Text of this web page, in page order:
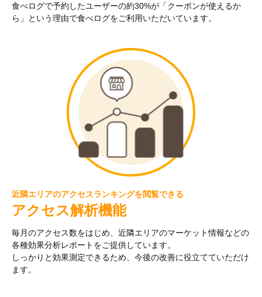
食べログで予約したユーザーの約30%が「クーポンが使えるか
ら」という理由で食べログをご利用いただいています。
近隣エリアのアクセスランキングを閲覧できる
アクセス解析機能
毎月のアクセス数をはじめ、近隣エリアのマーケット情報などの
各種効果分析レポートをご提供しています。
しっかりと効果測定できるため、今後の改善に役立てていただけ
ます。